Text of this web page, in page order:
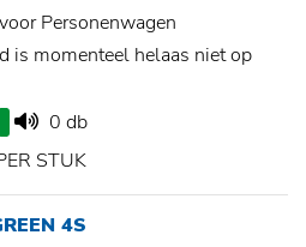
Personenwagen
is momenteel helaas niet op
0 db
STUK
4S